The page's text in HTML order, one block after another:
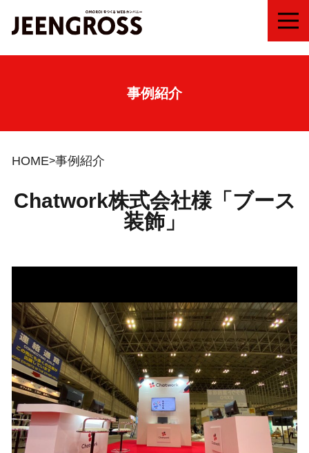
事例紹介
HOME 事例紹介
Chatwork株式会社様「ブース
装飾」